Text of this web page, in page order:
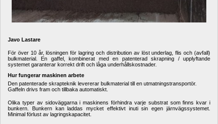
Javo Lastare
För över 10 år, lösningen för lagring och distribution av löst underlag, flis och (avfall)
bulkmaterial. En gaffel, kombinerat med en patenterad skrapning / upplyftande
systemet garanterar korrekt drift och låga underhållskostnader.
Hur fungerar maskinen arbete
Den patenterade skrapteknik levererar bulkmaterial till en utmatningstransportör.
Gaffeln drivs fram och tillbaka automatiskt.
Olika typer av sidoväggarna i maskinens förhindra varje substrat som finns kvar i
bunkern. Bunkern kan laddas mycket effektivt inuti sin egen järnvägssystemet.
Minimal förlust av lagringskapacitet.